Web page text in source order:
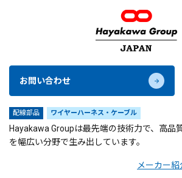
お問い合わせ
配線部品 ワイヤーハーネス・ケーブル
Hayakawa Groupは最先端の技術力で、高品
を幅広い分野で生み出しています。
メーカー